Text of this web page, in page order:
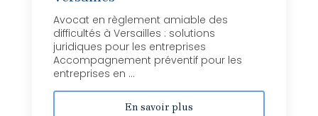
Avocat en règlement amiable des
difficultés à Versailles : solutions
juridiques pour les entreprises
Accompagnement préventif pour les
entreprises en ...
En savoir plus